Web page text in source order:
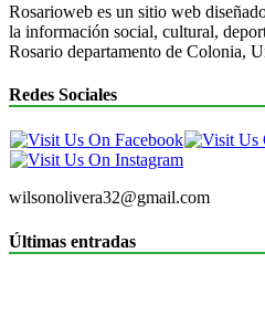
Rosarioweb es un sitio web
la información social, cultural,
Rosario departamento de Colonia,
Redes Sociales
wilsonolivera32@gmail.com
Últimas entradas